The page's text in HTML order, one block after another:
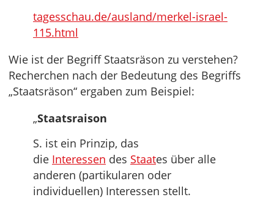
tagesschau.de/ausland/merkel-israel-
115.html
Wie ist der Begriff Staatsräson zu verstehen?
Recherchen nach der Bedeutung des Begriffs
„Staatsräson“ ergaben zum Beispiel:
„Staatsraison
S. ist ein Prinzip, das
die Interessen des Staates über alle
anderen (partikularen oder
individuellen) Interessen stellt.